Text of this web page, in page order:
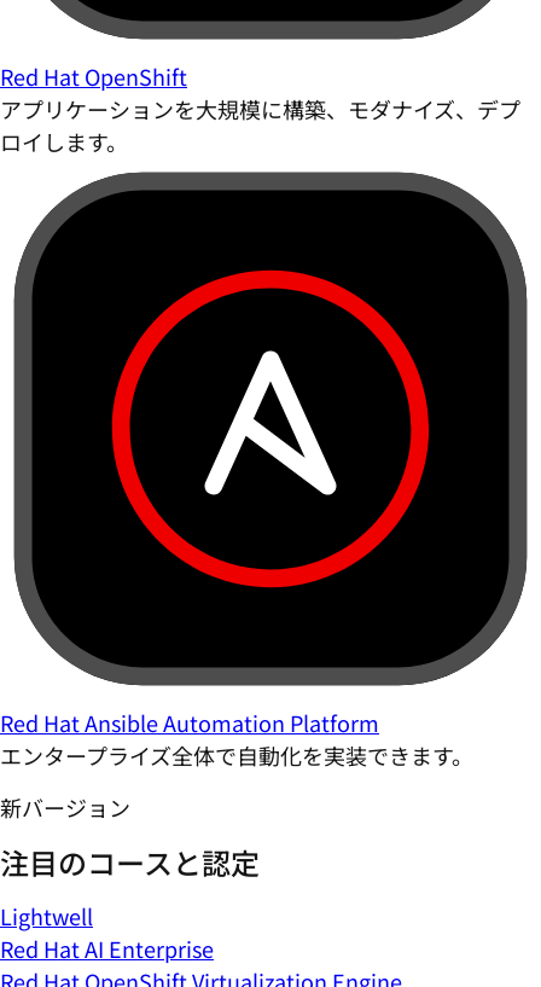
Red Hat OpenShift
アプリケーションを大規模に構築、モダナイズ、デプ
ロイします。
Red Hat Ansible Automation Platform
エンタープライズ全体で自動化を実装できます。
新バージョン
注目のコースと認定
Lightwell
Red Hat AI Enterprise